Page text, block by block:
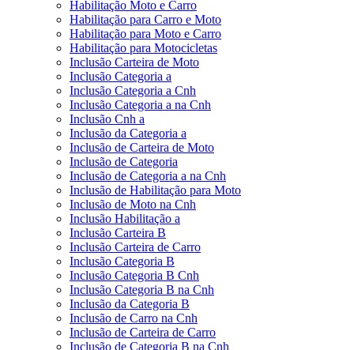
Habilitação Moto e Carro
Habilitação para Carro e Moto
Habilitação para Moto e Carro
Habilitação para Motocicletas
Inclusão Carteira de Moto
Inclusão Categoria a
Inclusão Categoria a Cnh
Inclusão Categoria a na Cnh
Inclusão Cnh a
Inclusão da Categoria a
Inclusão de Carteira de Moto
Inclusão de Categoria
Inclusão de Categoria a na Cnh
Inclusão de Habilitação para Moto
Inclusão de Moto na Cnh
Inclusão Habilitação a
Inclusão Carteira B
Inclusão Carteira de Carro
Inclusão Categoria B
Inclusão Categoria B Cnh
Inclusão Categoria B na Cnh
Inclusão da Categoria B
Inclusão de Carro na Cnh
Inclusão de Carteira de Carro
Inclusão de Categoria B na Cnh